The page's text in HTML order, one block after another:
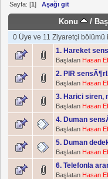
Sayfa: [1] Aşağı git
Konu /
0 Üye ve 11 Ziyaretçi bölümü
1. Hareket
Başlatan Hasan
2. PIR
Başlatan Hasan
3. Harici siren,
Başlatan Hasan
4. Duman
Başlatan Hasan
5. Duman
Başlatan Hasan
6. Telefonla
Başlatan Hasan